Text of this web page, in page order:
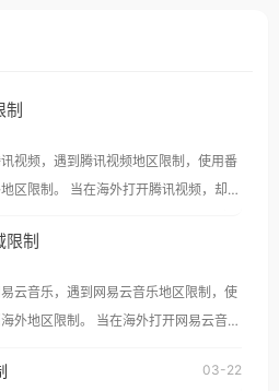
制
视频，遇到腾讯视频地区限制，使用番
外打开腾讯视频，却突
台一样，出现地区及版权限制问题，且
。 遇到这个问题的朋友们，
限制
云音乐，遇到网易云音乐地区限制，使
制。 当在海外打开网易云音
门、台湾、美
03-22